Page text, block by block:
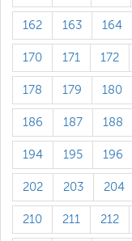
162 163 164
170 171 172
178 179 180
186 187 188
194 195 196
202 203 204
210 211 212